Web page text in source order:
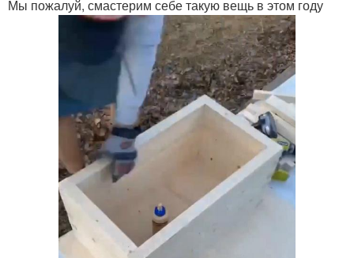
Мы пожалуй, смастерим себе такую вещь в этом году